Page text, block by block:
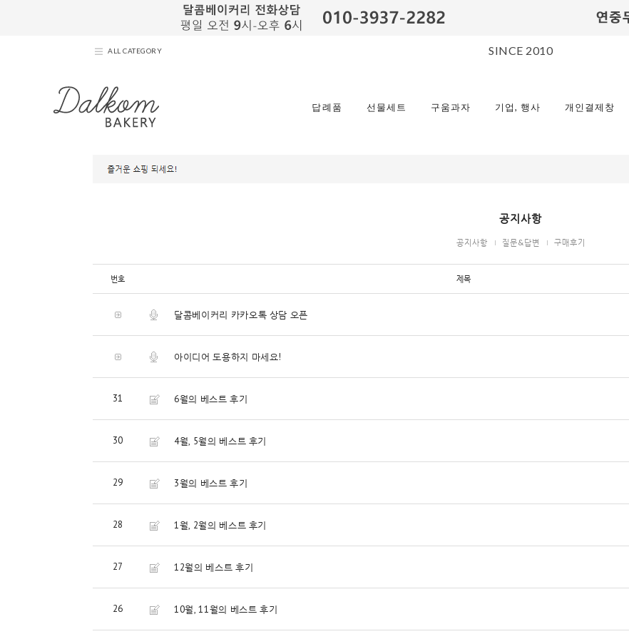
ALL CATEGORY SINCE 2010
답례품 선물세트 구움과자 기업, 행사 개인결제창
공지사항
공지사항 질문&답변 구매후기
번호 제목
달콤베이커리 카카오톡 상담 오픈
아이디어 도용하지 마세요!
31 6월의 베스트 후기
30 4월, 5월의 베스트 후기
29 3월의 베스트 후기
28 1월, 2월의 베스트 후기
27 12월의 베스트 후기
26 10월, 11월의 베스트 후기